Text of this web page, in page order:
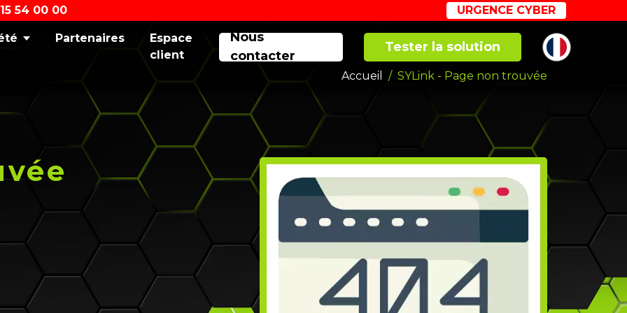
54 00 00 URGENCE CYBER
Partenaires
Espace
client
Nous
contacter
Tester la solution
Accueil SYLink - Page non trouvée